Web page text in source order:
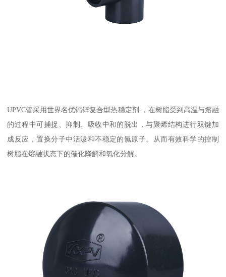
UPVC管采用世界名优钙锌复合型热稳定剂 ，在树脂受到高温与熔融
的过程中可捕捉、抑制、吸收中和的脱出，与聚烯结构进行双键加
成反应，置换分子中活泼和不稳定的氯原子。从而有效科学的控制
树脂在熔融状态下的催化降解和氧化分解。